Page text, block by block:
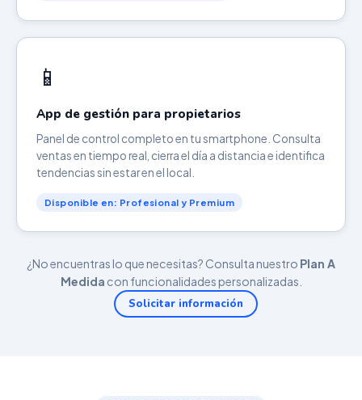
📱
App de gestión para propietarios
Panel de control completo en tu smartphone. Consulta
ventas en tiempo real, cierra el día a distancia e identifica
tendencias sin estar en el local.
Disponible en: Profesional y Premium
¿No encuentras lo que necesitas? Consulta nuestro Plan A
Medida con funcionalidades personalizadas.
Solicitar información